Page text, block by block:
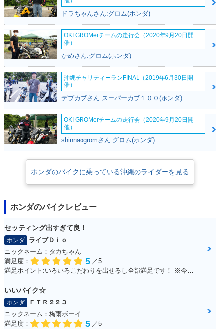
ドラちゃんさん:グロム(ホンダ)
OKI GROMerチームの走行会（2020年9月20日開
催）
かめさん:グロム(ホンダ)
沖縄チャリティーランFINAL（2019年6月30日開
催）
デブカブさん:スーパーカブ１００(ホンダ)
OKI GROMerチームの走行会（2020年9月20日開
催）
shinnaogromさん:グロム(ホンダ)
ホンダのバイクに乗っている沖縄のライダーを見る
ホンダのバイクレビュー
セッティング出すぎて良！
ホンダ
ライブＤｉｏ
ニックネーム：タカちゃん
満足度：
5 ／5
満足ポイント:いろいろこだわりを出せるし全部満足です！ ※今回のイベントでの撮影は、積載車等で移動をしており、 公道の走行はしておりません。
いいバイク☆
ホンダ
ＦＴＲ２２３
ニックネーム：梅雨ボーイ
満足度：
5 ／5